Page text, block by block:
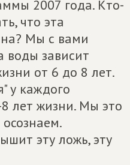
2007 года. Кто-
что эта
Мы с вами
воды зависит
от 6 до 8 лет.
у каждого
лет жизни. Мы это
эту ложь, эту